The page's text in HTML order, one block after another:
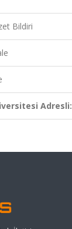
Bildiri
Adresli: